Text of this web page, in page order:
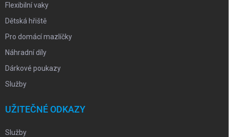
Flexibilní vaky
Dětská hřiště
Pro domácí mazlíčky
Náhradní díly
Dárkové poukazy
Služby
UŽITEČNÉ ODKAZY
Služby